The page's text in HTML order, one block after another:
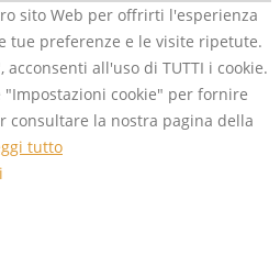
sito Web per offrirti l'esperienza
tue preferenze e le visite ripetute.
all'uso di TUTTI i cookie.
cookie" per fornire
consultare la nostra pagina della
tutto